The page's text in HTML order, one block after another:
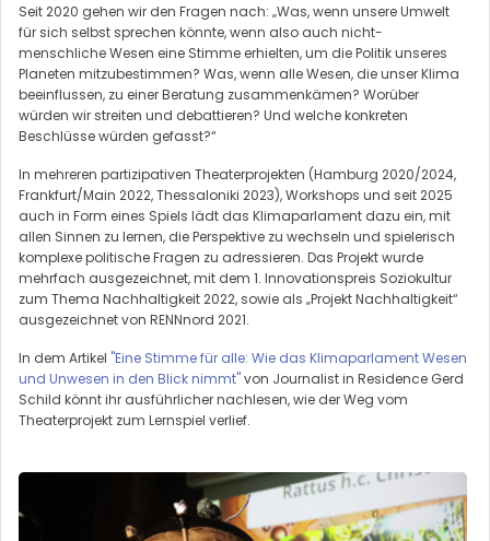
Seit 2020 gehen wir den Fragen nach: „Was, wenn unsere Umwelt
für sich selbst sprechen könnte, wenn also auch nicht-
menschliche Wesen eine Stimme erhielten, um die Politik unseres
Planeten mitzubestimmen? Was, wenn alle Wesen, die unser Klima
beeinflussen, zu einer Beratung zusammenkämen? Worüber
würden wir streiten und debattieren? Und welche konkreten
Beschlüsse würden gefasst?“
In mehreren partizipativen Theaterprojekten (Hamburg 2020/2024,
Frankfurt/Main 2022, Thessaloniki 2023), Workshops und seit 2025
auch in Form eines Spiels lädt das Klimaparlament dazu ein, mit
allen Sinnen zu lernen, die Perspektive zu wechseln und spielerisch
komplexe politische Fragen zu adressieren. Das Projekt wurde
mehrfach ausgezeichnet, mit dem 1. Innovationspreis Soziokultur
zum Thema Nachhaltigkeit 2022, sowie als „Projekt Nachhaltigkeit“
ausgezeichnet von RENNnord 2021.
In dem Artikel "Eine Stimme für alle: Wie das Klimaparlament Wesen
und Unwesen in den Blick nimmt"von Journalist in Residence Gerd
Schild könnt ihr ausführlicher nachlesen, wie der Weg vom
Theaterprojekt zum Lernspiel verlief.